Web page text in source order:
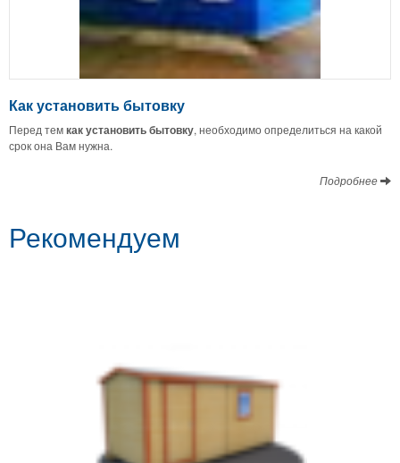
Как установить бытовку
Перед темкак установить бытовку, необходимо определиться на какой
срок она Вам нужна.
Подробнее
Рекомендуем